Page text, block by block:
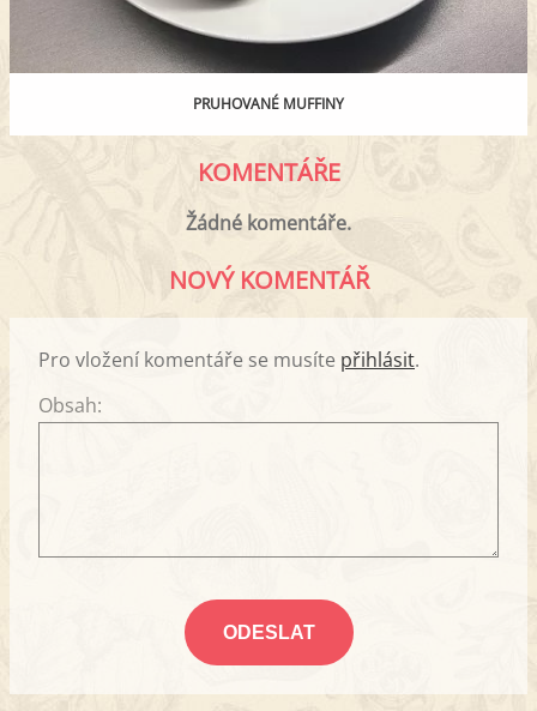
PRUHOVANÉ MUFFINY
KOMENTÁŘE
Žádné komentáře.
NOVÝ KOMENTÁŘ
Pro vložení komentáře se musíte přihlásit.
Obsah: